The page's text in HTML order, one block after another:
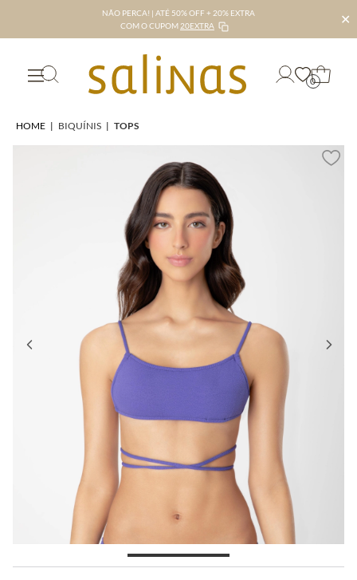
NÃO PERCA! | ATÉ 50% OFF + 20% EXTRA
COM O CUPOM 20EXTRA ✕
0
HOME | BIQUÍNIS | TOPS